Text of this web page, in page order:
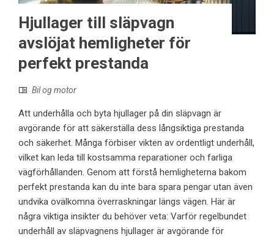
Hjullager till släpvagn
avslöjat hemligheter för
perfekt prestanda
Bil og motor
Att underhålla och byta hjullager på din släpvagn är
avgörande för att säkerställa dess långsiktiga prestanda
och säkerhet. Många förbiser vikten av ordentligt underhåll,
vilket kan leda till kostsamma reparationer och farliga
vägförhållanden. Genom att förstå hemligheterna bakom
perfekt prestanda kan du inte bara spara pengar utan även
undvika ovälkomna överraskningar längs vägen. Här är
några viktiga insikter du behöver veta: Varför regelbundet
underhåll av släpvagnens hjullager är avgörande för